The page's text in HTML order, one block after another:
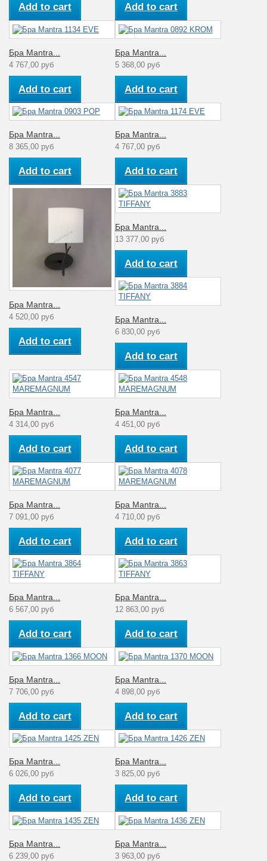
пыль (1ая цифра)
Гарантия
производителя
(месяцы)
Цвет плафона Черный
Тип поверхности
арматуры
Матовый
Тип ламп
Энергосберегающая/
Светодиодная
Мощность лампы
(Вт)
арматуры
Металл
5233+5240+5171
Современный
Количество ламп
напряжение (V)
Аналог лампе
накаливания (Вт)
плафонов
Диапазон рабочих
Комнатная
Материал
плафона
Текстиль
Коллекция
Интерьер
Для спальни,
гостиной, зала,
Add to cart Add to cart
Бра Mantra...
4 767,00 руб
Add to cart
Бра Mantra...
5 368,00 руб
Add to cart
Бра Mantra...
8 365,00 руб
Add to cart
Бра Mantra...
4 767,00 руб
Add to cart
Бра Mantra...
4 520,00 руб
Add to cart
Бра Mantra...
13 377,00 руб
Add to cart
Бра Mantra...
6 830,00 руб
Add to cart
Бра Mantra...
4 314,00 руб
Add to cart
Бра Mantra...
4 451,00 руб
Add to cart
Бра Mantra...
7 091,00 руб
Add to cart
Бра Mantra...
4 710,00 руб
Add to cart
Бра Mantra...
6 567,00 руб
Add to cart
Бра Mantra...
12 863,00 руб
Add to cart
Бра Mantra...
7 706,00 руб
Add to cart
Бра Mantra...
4 898,00 руб
Add to cart
Бра Mantra...
6 026,00 руб
Add to cart
Бра Mantra...
3 825,00 руб
Add to cart
Бра Mantra...
6 239,00 руб
Бра Mantra...
3 963,00 руб